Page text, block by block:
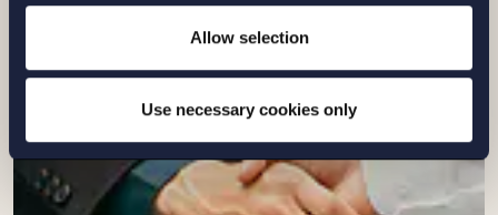
Allow selection
Use necessary cookies only